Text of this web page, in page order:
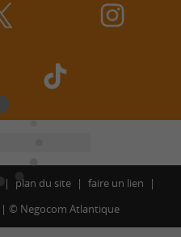
plan du site
faire un lien
© Negocom Atlantique